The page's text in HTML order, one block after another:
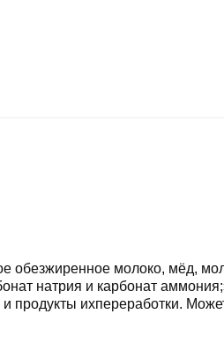
обезжиренное молоко, мёд,
натрия и карбонат
ихпереработки.